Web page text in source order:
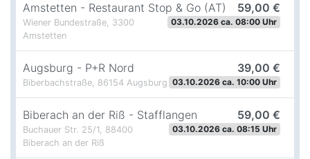
Amstetten - Restaurant Stop & Go (AT) 59,00 €
Wiener Bundestraße, 3300
Amstetten
03.10.2026 ca. 08:00 Uhr
Augsburg - P+R Nord 39,00 €
Biberbachstraße, 86154 Augsburg 03.10.2026 ca. 10:00 Uhr
Biberach an der Riß - Stafflangen 59,00 €
Buchauer Str. 25/1, 88400
Biberach an der Riß
03.10.2026 ca. 08:15 Uhr